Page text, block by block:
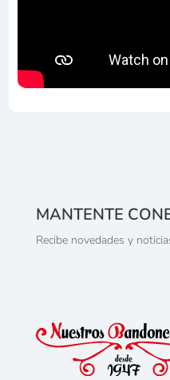
MANTENTE
Recibe novedades y